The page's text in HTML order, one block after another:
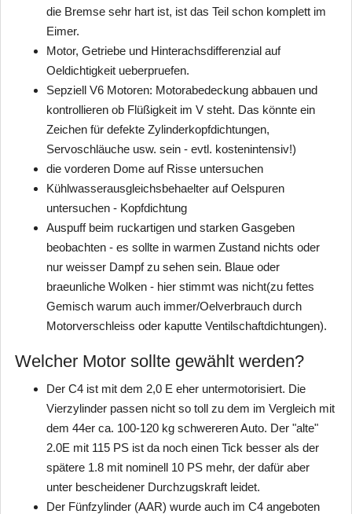
die Bremse sehr hart ist, ist das Teil schon komplett im
Eimer.
Motor, Getriebe und Hinterachsdifferenzial auf
Oeldichtigkeit ueberpruefen.
Sepziell V6 Motoren: Motorabedeckung abbauen und
kontrollieren ob Flüßigkeit im V steht. Das könnte ein
Zeichen für defekte Zylinderkopfdichtungen,
Servoschläuche usw. sein - evtl. kostenintensiv!)
die vorderen Dome auf Risse untersuchen
Kühlwasserausgleichsbehaelter auf Oelspuren
untersuchen - Kopfdichtung
Auspuff beim ruckartigen und starken Gasgeben
beobachten - es sollte in warmen Zustand nichts oder
nur weisser Dampf zu sehen sein. Blaue oder
braeunliche Wolken - hier stimmt was nicht(zu fettes
Gemisch warum auch immer/Oelverbrauch durch
Motorverschleiss oder kaputte Ventilschaftdichtungen).
Welcher Motor sollte gewählt werden?
Der C4 ist mit dem 2,0 E eher untermotorisiert. Die
Vierzylinder passen nicht so toll zu dem im Vergleich mit
dem 44er ca. 100-120 kg schwereren Auto. Der "alte"
2.0E mit 115 PS ist da noch einen Tick besser als der
spätere 1.8 mit nominell 10 PS mehr, der dafür aber
unter bescheidener Durchzugskraft leidet.
Der Fünfzylinder (AAR) wurde auch im C4 angeboten